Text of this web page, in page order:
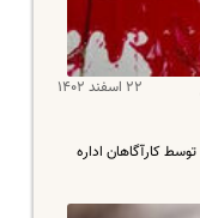
۲۲ اسفند ۱۴۰۲
کارآگاهان اداره